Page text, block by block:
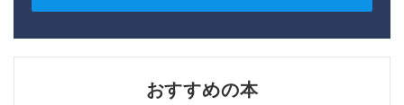
おすすめの本